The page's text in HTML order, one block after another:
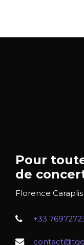
Pour
de
Florence Caraplis
+33